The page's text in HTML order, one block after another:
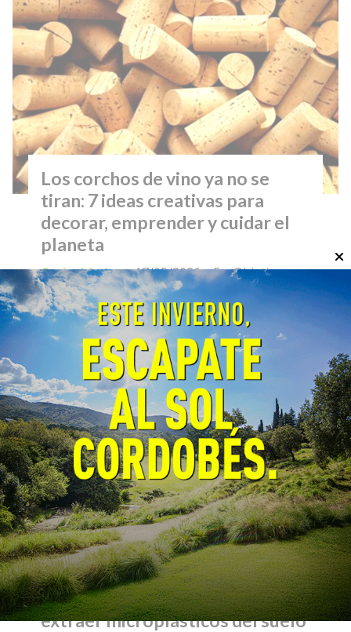
Los corchos de vino ya no se
tiran: 7 ideas creativas para
decorar, emprender y cuidar el
planeta
EcoObjetivo
Curiosidades
17/05/2026
Reciclar corchos es tendencia: desde llaveros
hasta macetas imantadas, te mostramos
cómo convertirlos en objetos útiles y
decorativos.
Científicos desarrollaron un
método de bajo costo para
extraer microplásticos del suelo